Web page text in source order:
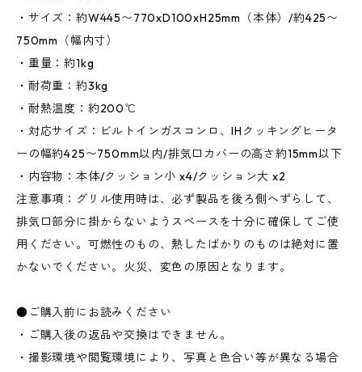
・サイズ：約W445〜770xD100xH25mm（本体）/約425〜
750mm（幅内寸）
・重量：約1kg
・耐荷重：約3kg
・耐熱温度：約200℃
・対応サイズ：ビルトインガスコンロ、IHクッキングヒータ
ーの幅約425〜750mm以内/排気口カバーの高さ約15mm以下
・内容物：本体/クッション小 x4/クッション大 x2
注意事項：グリル使用時は、必ず製品を後ろ側へずらして、
排気口部分に掛からないようスペースを十分に確保してご使
用ください。可燃性のもの、熱したばかりのものは絶対に置
かないでください。火災、変色の原因となります。
●ご購入前にお読みください
・ご購入後の返品や交換はできません。
・撮影環境や閲覧環境により、写真と色合い等が異なる場合